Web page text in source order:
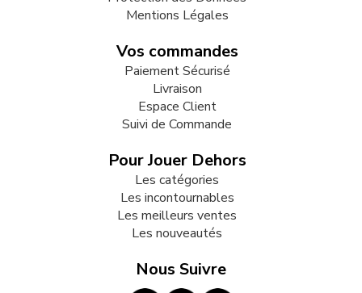
Mentions Légales
Vos commandes
Paiement Sécurisé
Livraison
Espace Client
Suivi de Commande
Pour Jouer Dehors
Les catégories
Les incontournables
Les meilleurs ventes
Les nouveautés
Nous Suivre